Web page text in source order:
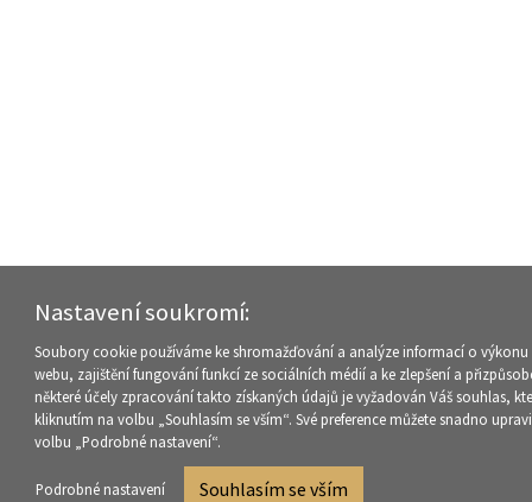
Nastavení soukromí:
Soubory cookie používáme ke shromažďování a analýze informací o
webu, zajištění fungování funkcí ze sociálních médií a ke zlepšení a
některé účely zpracování takto získaných údajů je vyžadován Váš souhlas,
kliknutím na volbu „Souhlasím se vším“. Své preference můžete snadno
volbu „Podrobné nastavení“.
Podrobné nastavení Souhlasím se vším